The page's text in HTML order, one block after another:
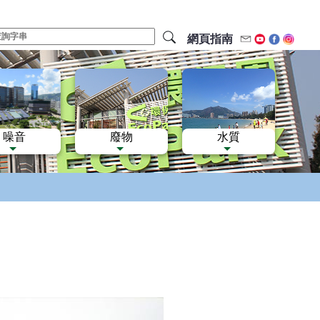
網頁指南 電郵Youtube
噪音 廢物 水質